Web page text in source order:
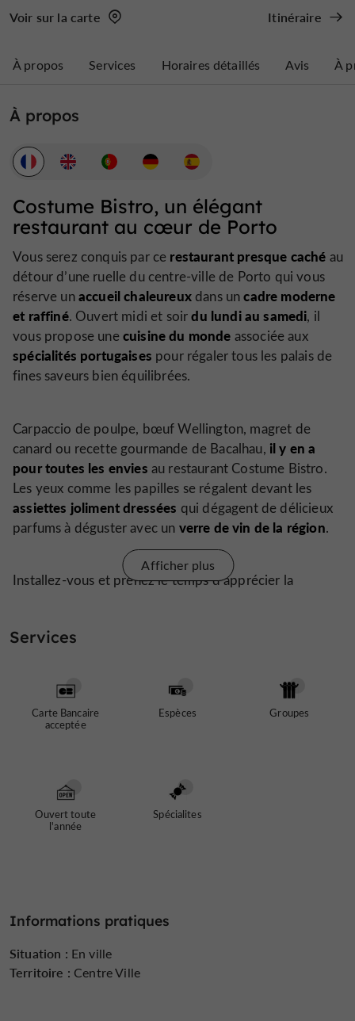
Voir sur la carte Itinéraire
À propos Services Horaires détaillés Avis À
À propos
Costume Bistro, un élégant
restaurant au cœur de Porto
Vous serez conquis par ce restaurant presque caché au
détour d’une ruelle du centre-ville de Porto qui vous
réserve unaccueil chaleureuxdans uncadre moderne
et raffiné. Ouvert midi et soirdu lundi au samedi, il
vous propose unecuisine du monde associée aux
spécialités portugaises pour régaler tous les palais de
fines saveurs bien équilibrées.
Carpaccio de poulpe, bœuf Wellington, magret de
canard ou recette gourmande de Bacalhau, il y en a
pour toutes les envies au restaurant Costume Bistro.
Les yeux comme les papilles se régalent devant les
assiettes joliment dressées qui dégagent de délicieux
parfums à déguster avec un verre de vin de la région.
Installez-vous et prenez le temps d’apprécier la
à la salle une
Afficher plus
Services
Carte Bancaire
acceptée
Espèces Groupes
Ouvert toute
l'année
Spécialites
Informations pratiques
Situation : En ville
Territoire : Centre Ville